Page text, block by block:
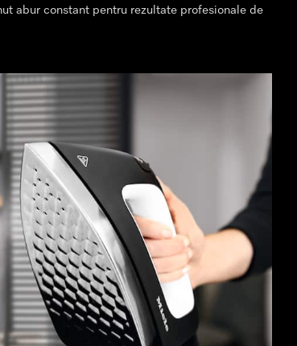
abur constant pentru rezultate profesionale de